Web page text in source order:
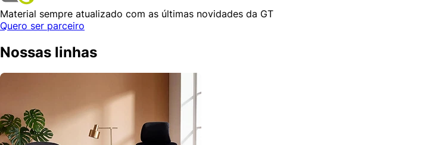
Material sempre atualizado com as últimas novidades da GT
Quero ser parceiro
Nossas linhas